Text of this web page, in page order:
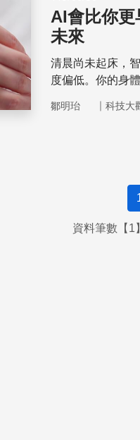
AI會比你
未來
清晨尚未起床，
度偏低。你的身
鄒明珆 ｜ 科技大
資料筆數【1